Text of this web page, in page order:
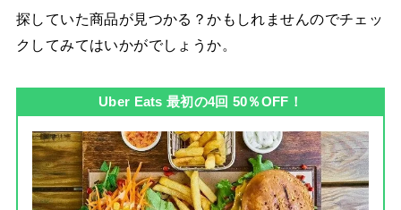
探していた商品が見つかる？かもしれませんのでチェッ
クしてみてはいかがでしょうか。
Uber Eats 最初の4回 50％OFF！